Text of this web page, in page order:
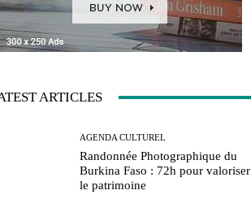
ARTICLES
AGENDA CULTUREL
Randonnée Photographique du
Burkina Faso : 72h pour valoriser
le patrimoine